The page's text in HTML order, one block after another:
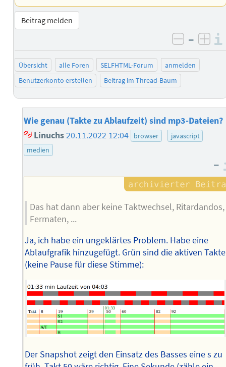
Beitrag melden
negativ
–
Übersicht alle Foren SELFHTML-Forum
anmelden
Benutzerkonto erstellen
Beitrag im Thread-Baum
Wie genau (Takte zu Ablaufzeit) sind mp3-Dateien?
Linuchs20.11.2022 12:04 browser
javascript
medien
–
Das hat dann aber keine Taktwechsel, Ritardandos,
Fermaten, ...
Ja, ich habe ein ungeklärtes Problem. Habe eine
Ablaufgrafik hinzugefügt. Grün sind die aktiven Takte
(keine Pause für diese Stimme):
Der Snapshot zeigt den Einsatz des Basses eine s zu